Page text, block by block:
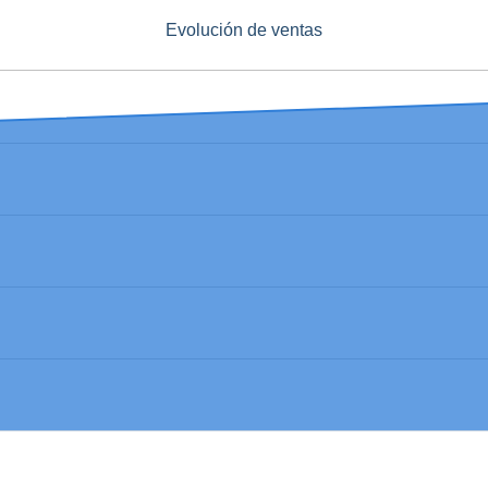
Evolución de ventas